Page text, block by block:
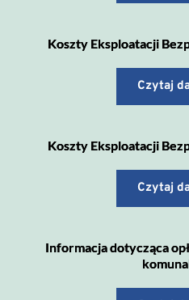
Koszty Eksploatacji
Czytaj
Koszty Eksploatacji
Czytaj
Informacja dotycząca